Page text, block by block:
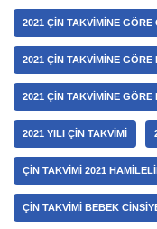
2021 ÇIN TAKVIMINE
2021 ÇIN TAKVIMINE GÖRE
2021 ÇIN TAKVIMINE GÖRE
2021 YILI ÇIN TAKVIMI
ÇIN TAKVIMI 2021
ÇIN TAKVIMI BEBEK